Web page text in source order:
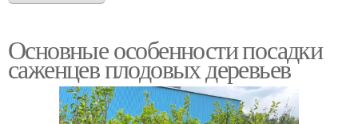
Основные особенности посадки
саженцев плодовых деревьев